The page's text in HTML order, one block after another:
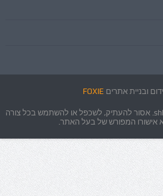
FOXIE
© כל הזכויות שמורות - shhuna.co.il. אסור להעתיק, לשכפל או להשתמש בכל צורה
אישורו המפורש של בעל האתר.